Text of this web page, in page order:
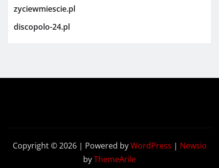
zyciewmiescie.pl
discopolo-24.pl
Copyright © 2026 | Powered byWordPress | Newsio
byThemeArile